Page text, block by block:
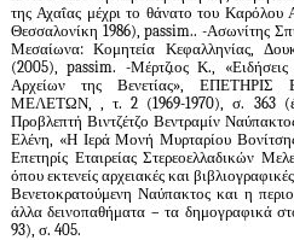
της Αχαΐας μέχρι το θάνατο του Καρόλου
Θεσσαλονίκη 1986),passim.. -Ασωνίτης
Μεσαίωνα: Κομητεία Κεφαλληνίας,
(2005),passim. -Μέρτζιος Κ.,
Αρχείων της Βενετίας»,
ΜΕΛΕΤΩΝ, , τ. 2 (1969-1970), σ. 363
Προβλεπτή Βιντζέτζο Βεντραμίν
Ελένη, «Η Ιερά Μονή Μυρταρίου
Επετηρίς Εταιρείας Στερεοελλαδικών
όπου εκτενείς αρχειακές και
Βενετοκρατούμενη Ναύπακτος και η
άλλα δεινοπαθήματα – τα δημογραφικά
93), σ. 405.